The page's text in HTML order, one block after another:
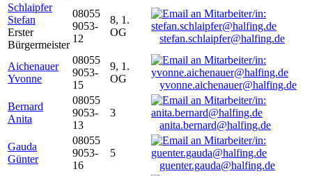
Schlaipfer
Stefan
Erster
Bürgermeister
08055
9053-
12
8, 1.
OG
stefan.schlaipfer@halfing.de
Aichenauer
Yvonne
08055
9053-
15
9, 1.
OG
yvonne.aichenauer@halfing.de
Bernard
Anita
08055
9053-
13
3
anita.bernard@halfing.de
Gauda
Günter
08055
9053-
16
5
guenter.gauda@halfing.de